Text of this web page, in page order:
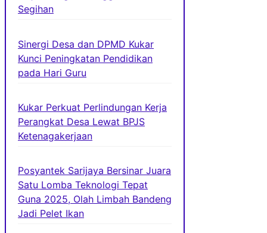
Segihan
Sinergi Desa dan DPMD Kukar
Kunci Peningkatan Pendidikan
pada Hari Guru
Kukar Perkuat Perlindungan Kerja
Perangkat Desa Lewat BPJS
Ketenagakerjaan
Posyantek Sarijaya Bersinar Juara
Satu Lomba Teknologi Tepat
Guna 2025, Olah Limbah Bandeng
Jadi Pelet Ikan